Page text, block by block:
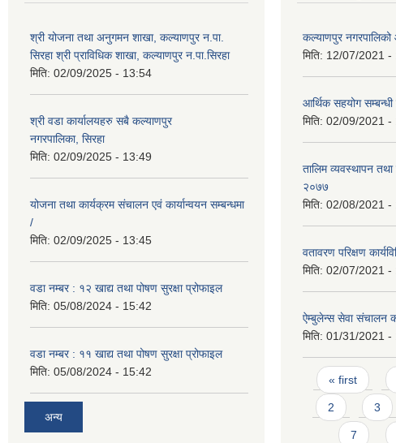
श्री योजना तथा अनुगमन शाखा, कल्याणपुर न.पा.
सिरहा श्री प्राविधिक शाखा, कल्याणपुर न.पा.सिरहा
मिति: 02/09/2025 - 13:54
श्री वडा कार्यालयहरु सबै कल्याणपुर
नगरपालिका, सिरहा
मिति: 02/09/2025 - 13:49
योजना तथा कार्यक्रम संचालन एवं कार्यान्वयन सम्बन्धमा
/
मिति: 02/09/2025 - 13:45
वडा नम्बर : १२ खाद्य तथा पोषण सुरक्षा प्रोफाइल
मिति: 05/08/2024 - 15:42
वडा नम्बर : ११ खाद्य तथा पोषण सुरक्षा प्रोफाइल
मिति: 05/08/2024 - 15:42
अन्य
कल्याणपुर
मिति: 12/07/2021 -
आर्थिक सहयोग सम्बन्धी
मिति: 02/09/2021 -
तालिम व्यवस्थापन तथा
२०७७
मिति: 02/08/2021 -
वतावरण परिक्षण
मिति: 02/07/2021 -
ऐम्बुलेन्स सेवा संचालन
मिति: 01/31/2021 -
Pages
« first
2 3
7